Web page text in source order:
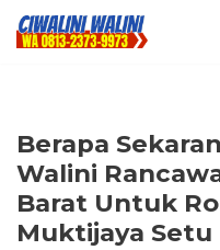
Berapa
Walini
Barat Untuk
Muktijaya Setu